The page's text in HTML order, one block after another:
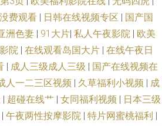
费观看 | 日韩在线视频专区 | 国产国
洲色妻 | 91大片| 私人午夜影院 | 欧美
院 | 在线观看岛国大片 | 在线午夜日
| 成人三级成人三级 | 国产在线视频在
人一二三区视频 | 久草福利小视频 | 成
| 超碰在线艹 | 女同福利视频 | 日本三级
| 午夜两性按摩影院 | 特片网蜜桃福利 |